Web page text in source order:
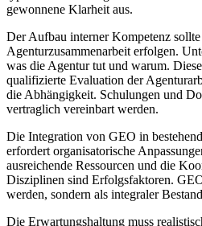
gewonnene Klarheit aus.
Der Aufbau interner Kompetenz
Agenturzusammenarbeit erfolgen.
was die Agentur tut und warum.
qualifizierte Evaluation der
die Abhängigkeit. Schulungen und
vertraglich vereinbart werden.
Die Integration von GEO in
erfordert organisatorische
ausreichende Ressourcen und die
Disziplinen sind Erfolgsfaktoren.
werden, sondern als integraler
Die Erwartungshaltung muss